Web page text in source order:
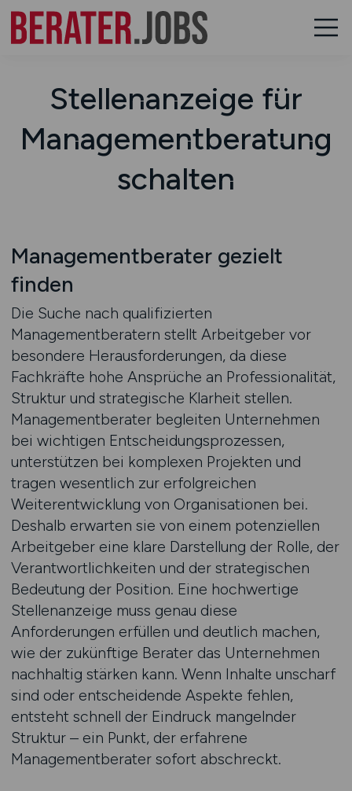
Stellenanzeige für
Managementberatung
schalten
Managementberater gezielt
finden
Die Suche nach qualifizierten
Managementberatern stellt Arbeitgeber vor
besondere Herausforderungen, da diese
Fachkräfte hohe Ansprüche an Professionalität,
Struktur und strategische Klarheit stellen.
Managementberater begleiten Unternehmen
bei wichtigen Entscheidungsprozessen,
unterstützen bei komplexen Projekten und
tragen wesentlich zur erfolgreichen
Weiterentwicklung von Organisationen bei.
Deshalb erwarten sie von einem potenziellen
Arbeitgeber eine klare Darstellung der Rolle, der
Verantwortlichkeiten und der strategischen
Bedeutung der Position. Eine hochwertige
Stellenanzeige muss genau diese
Anforderungen erfüllen und deutlich machen,
wie der zukünftige Berater das Unternehmen
nachhaltig stärken kann. Wenn Inhalte unscharf
sind oder entscheidende Aspekte fehlen,
entsteht schnell der Eindruck mangelnder
Struktur – ein Punkt, der erfahrene
Managementberater sofort abschreckt.